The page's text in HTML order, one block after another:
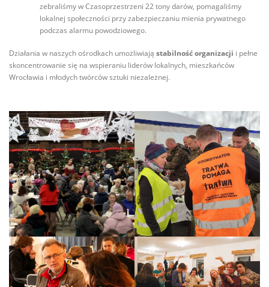
zebraliśmy w Czasoprzestrzeni 22 tony darów, pomagaliśmy
lokalnej społeczności przy zabezpieczaniu mienia prywatnego
podczas alarmu powodziowego.
Działania w naszych ośrodkach umożliwiają stabilność organizacji i pełne
skoncentrowanie się na wspieraniu liderów lokalnych, mieszkańców
Wrocławia i młodych twórców sztuki niezależnej.